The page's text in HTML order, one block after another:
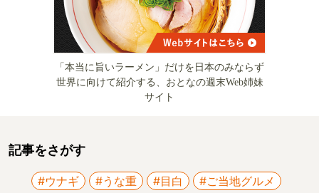
「本当に旨いラーメン」だけを日本のみならず
世界に向けて紹介する、おとなの週末Web姉妹
サイト
記事をさがす
#ウナギ #うな重 #目白 #ご当地グルメ